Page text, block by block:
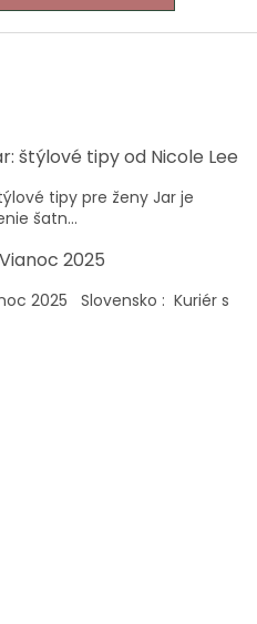
štýlové tipy od Nicole Lee
tipy pre ženy Jar je
šatn...
2025
2025 Slovensko : Kuriér s